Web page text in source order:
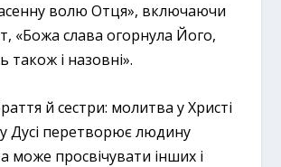
волю Отця», включаючи
«Божа слава огорнула Його,
також і назовні».
й сестри: молитва у Христі
Дусі перетворює людину
може просвічувати інших і